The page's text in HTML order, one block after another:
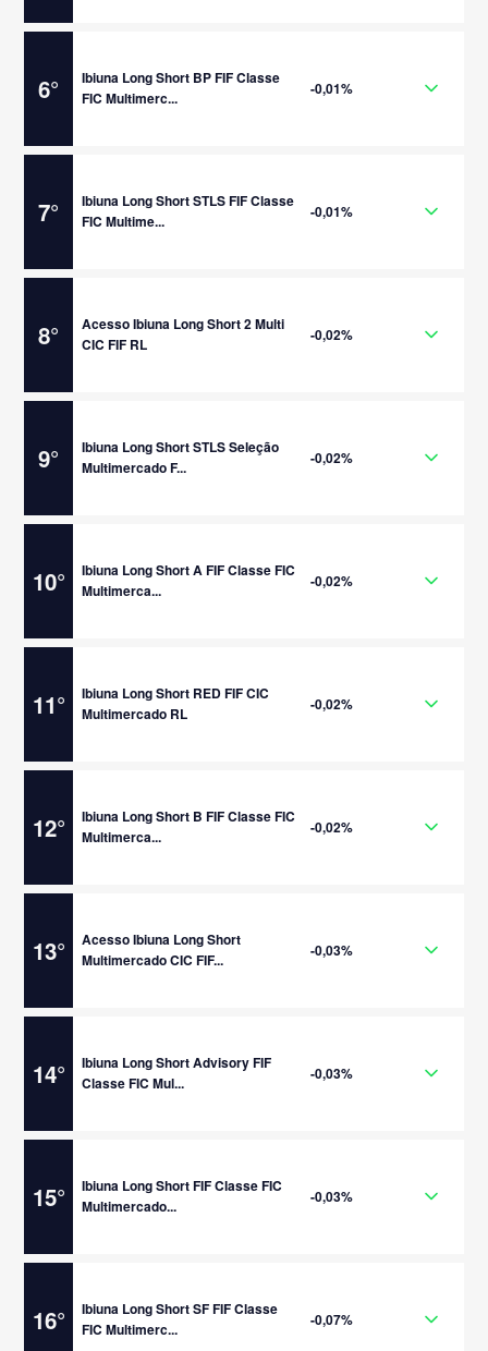
6°
Ibiuna Long Short BP FIF Classe
FIC Multimerc...
-0,01%
7°
Ibiuna Long Short STLS FIF Classe
FIC Multime...
-0,01%
8°
Acesso Ibiuna Long Short 2 Multi
CIC FIF RL
-0,02%
9°
Ibiuna Long Short STLS Seleção
Multimercado F...
-0,02%
10°
Ibiuna Long Short A FIF Classe FIC
Multimerca...
-0,02%
11°
Ibiuna Long Short RED FIF CIC
Multimercado RL
-0,02%
12°
Ibiuna Long Short B FIF Classe FIC
Multimerca...
-0,02%
13°
Acesso Ibiuna Long Short
Multimercado CIC FIF...
-0,03%
14°
Ibiuna Long Short Advisory FIF
Classe FIC Mul...
-0,03%
15°
Ibiuna Long Short FIF Classe FIC
Multimercado...
-0,03%
16°
Ibiuna Long Short SF FIF Classe
FIC Multimerc...
-0,07%